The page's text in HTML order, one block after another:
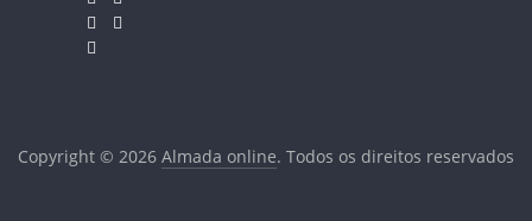
Copyright © 2026 Almada online. Todos os direitos reservados